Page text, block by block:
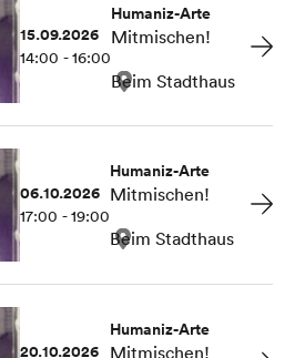
15.09.2026
14:00 - 16:00
Humaniz-Arte
Mitmischen!
Beim Stadthaus
06.10.2026
17:00 - 19:00
Humaniz-Arte
Mitmischen!
Beim Stadthaus
20.10.2026
Humaniz-Arte
Mitmischen!